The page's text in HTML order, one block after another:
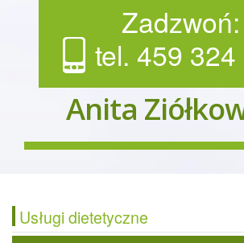
Zadzwoń:
tel. 459 324
Anita
Usługi dietetyczne